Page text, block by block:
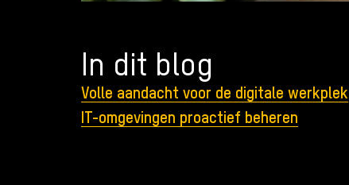
In dit blog
Volle aandacht voor de digitale werkplek
IT-omgevingen proactief beheren